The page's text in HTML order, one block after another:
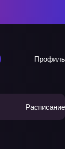
Профиль
Расписание